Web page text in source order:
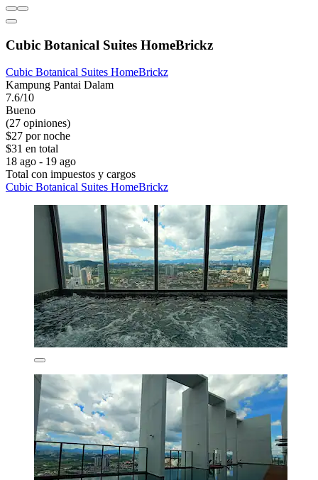
Cubic Botanical Suites HomeBrickz
Cubic Botanical Suites HomeBrickz
Kampung Pantai Dalam
7.6/10
Bueno
(27 opiniones)
$27 por noche
$31 en total
18 ago - 19 ago
Total con impuestos y cargos
Cubic Botanical Suites HomeBrickz